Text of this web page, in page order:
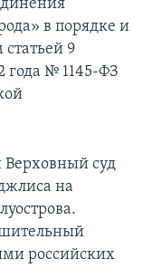
в порядке и
9
года № 1145-ФЗ
Верховный суд
на
российских